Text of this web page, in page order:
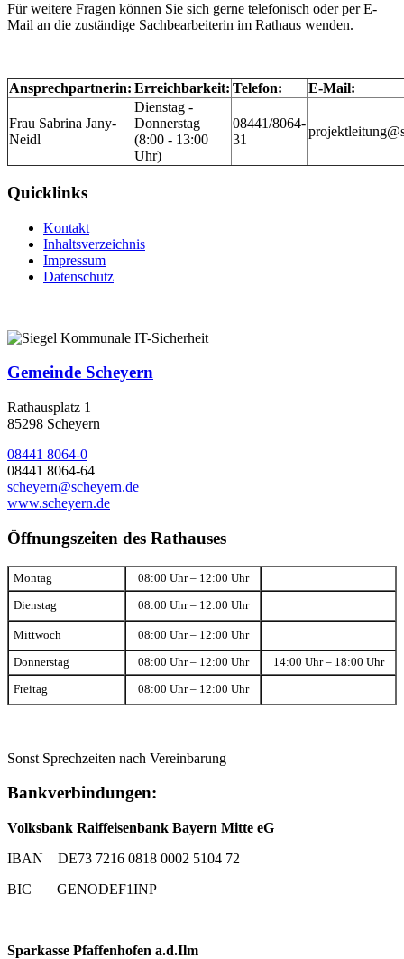
Für weitere Fragen können Sie sich gerne telefonisch oder per E-
Mail an die zuständige Sachbearbeiterin im Rathaus wenden.
Ansprechpartnerin: Erreichbarkeit: Telefon: E-Mail:
Frau Sabrina Jany-
Neidl
Dienstag -
Donnerstag
(8:00 - 13:00
Uhr)
08441/8064-
31
Quicklinks
Kontakt
Inhaltsverzeichnis
Impressum
Datenschutz
Gemeinde Scheyern
Rathausplatz 1
85298 Scheyern
08441 8064-0
08441 8064-64
scheyern@scheyern.de
www.scheyern.de
Öffnungszeiten des Rathauses
Montag 08:00 Uhr – 12:00 Uhr
Dienstag 08:00 Uhr – 12:00 Uhr
Mittwoch 08:00 Uhr – 12:00 Uhr
Donnerstag 08:00 Uhr – 12:00 Uhr 14:00 Uhr – 18:00 Uhr
Freitag 08:00 Uhr – 12:00 Uhr
Sonst Sprechzeiten nach Vereinbarung
Bankverbindungen:
Volksbank Raiffeisenbank Bayern Mitte eG
IBAN DE73 7216 0818 0002 5104 72
BIC GENODEF1INP
Sparkasse Pfaffenhofen a.d.Ilm